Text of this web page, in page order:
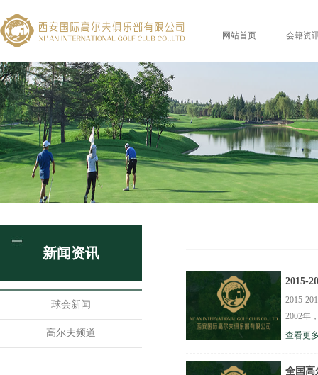
网站首页 会籍资
新闻资讯
球会新闻
高尔夫频道
2015-
2015-
2002年
查看更
全国高